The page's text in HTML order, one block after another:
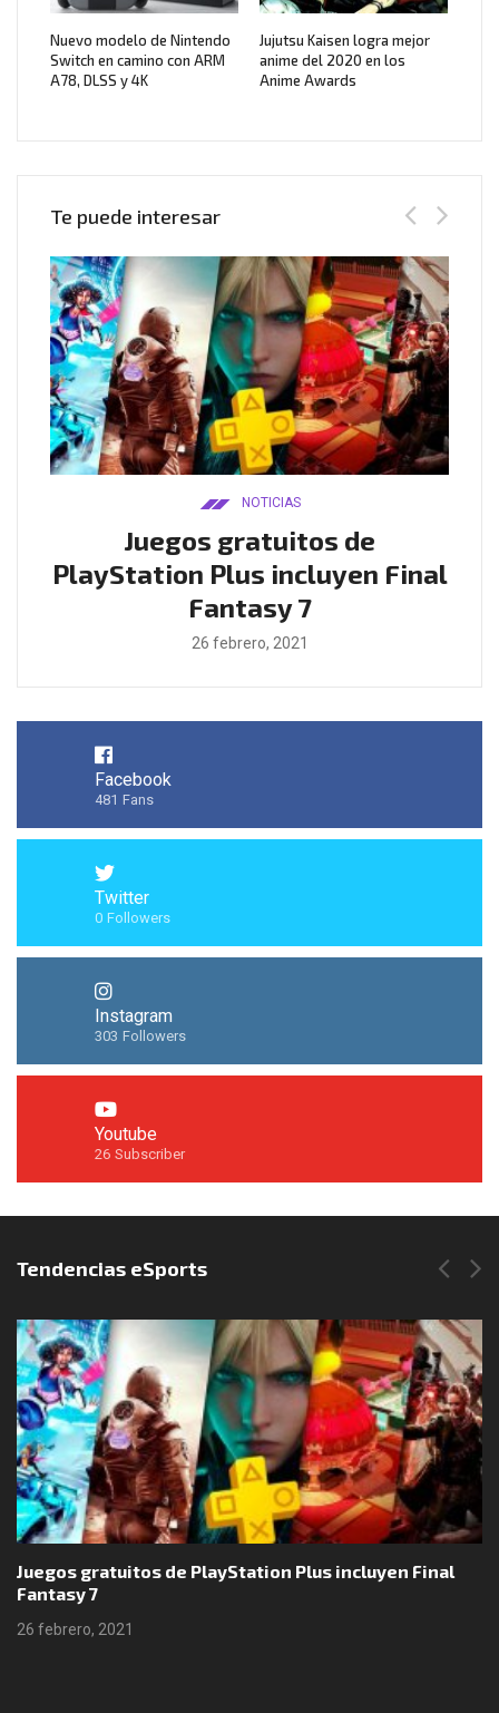
Nuevo modelo de Nintendo
Switch en camino con ARM
A78, DLSS y 4K
Jujutsu Kaisen logra mejor
anime del 2020 en los
Anime Awards
Te puede interesar
NOTICIAS
Juegos gratuitos de
PlayStation Plus incluyen Final
Fantasy 7
26 febrero, 2021
Facebook
481 Fans
Twitter
0 Followers
Instagram
303 Followers
Youtube
26 Subscriber
Síguenos en Instagram
Tendencias eSports
Final Boomerang X y Neurodeck llegarán a